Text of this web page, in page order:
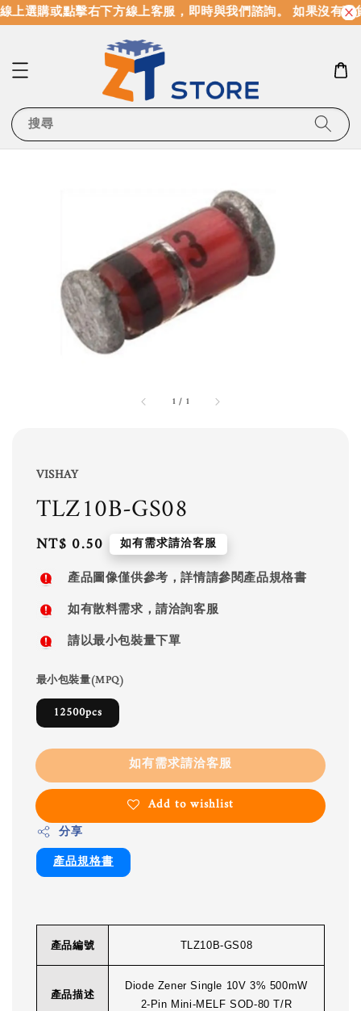
選購或點擊右下方線上客服，即時與我們諮詢。 如果沒有現
搜尋
1 / 1
VISHAY
TLZ10B-GS08
Regular
price
NT$ 0.50 如有需求請洽客服
產品圖像僅供參考，詳情請參閱產品規格書
如有散料需求，請洽詢客服
請以最小包裝量下單
最小包裝量(MPQ)
12500pcs
如有需求請洽客服
Add to wishlist
分享
產品規格書
產品編號 TLZ10B-GS08
產品描述
Diode Zener Single 10V 3% 500mW
2-Pin Mini-MELF SOD-80 T/R